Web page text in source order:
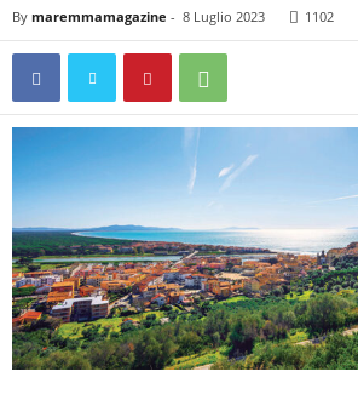
By maremmamagazine - 8 Luglio 2023 1102